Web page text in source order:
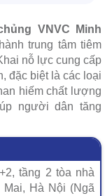
VNVC Minh
trung tâm tiêm
nỗ lực cung cấp
đặc biệt là các loại
hiếm chất lượng
người dân tăng
tầng 2 tòa nhà
Mai, Hà Nội (Ngã